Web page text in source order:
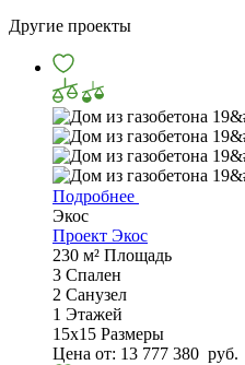
Другие проекты
Подробнее
Экос
Проект Экос
230 м² Площадь
3 Спален
2 Санузел
1 Этажей
15х15 Размеры
Цена от: 13 777 380 руб.